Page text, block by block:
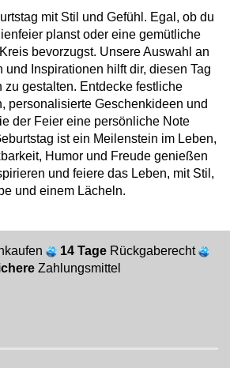
mit Stil und Gefühl. Egal, ob du
planst oder eine gemütliche
bevorzugst. Unsere Auswahl an
und Inspirationen hilft dir, diesen Tag
zu gestalten. Entdecke festliche
personalisierte Geschenkideen und
der Feier eine persönliche Note
ist ein Meilenstein im Leben,
Humor und Freude genießen
und feiere das Leben, mit Stil,
und einem Lächeln.
14 Tage Rückgaberecht
Zahlungsmittel